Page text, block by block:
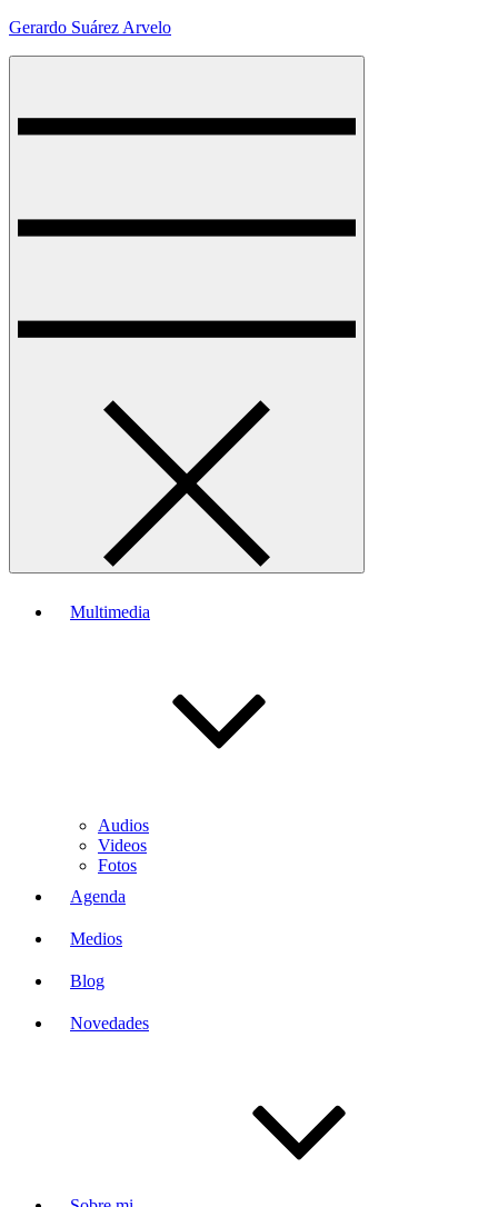
Skip
Gerardo Suárez Arvelo
Multimedia
Audios
Videos
Fotos
Agenda
Medios
Blog
Novedades